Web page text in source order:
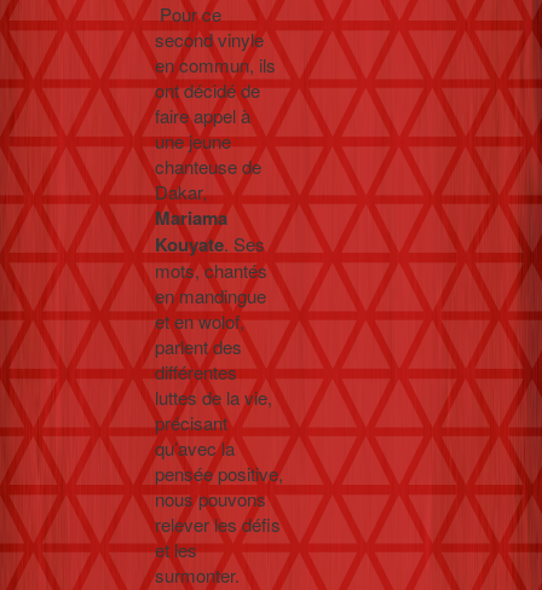
Pour ce
second vinyle
en commun, ils
ont décidé de
faire appel à
une jeune
chanteuse de
Dakar,
Mariama
Kouyate. Ses
mots, chantés
en mandingue
et en wolof,
parlent des
différentes
luttes de la vie,
précisant
qu’avec la
pensée positive,
nous pouvons
relever les défis
et les
surmonter.